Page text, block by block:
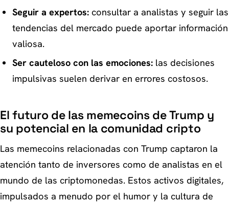
Seguir a expertos:consultar a analistas y seguir las
tendencias del mercado puede aportar información
valiosa.
Ser cauteloso con las emociones:las decisiones
impulsivas suelen derivar en errores costosos.
El futuro de las memecoins de Trump y
su potencial en la comunidad cripto
Las memecoins relacionadas con Trump captaron la
atención tanto de inversores como de analistas en el
mundo de las criptomonedas. Estos activos digitales,
impulsados a menudo por el humor y la cultura de